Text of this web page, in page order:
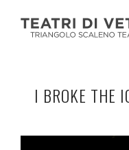
I BROKE THE